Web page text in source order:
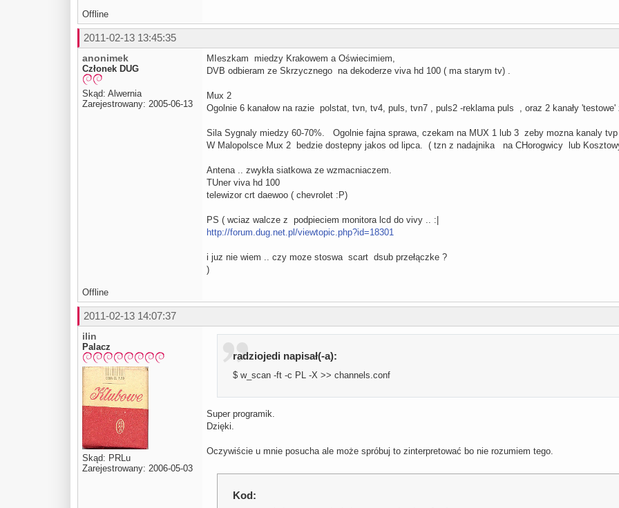
Offline
2011-02-13 13:45:35
anonimek
Członek DUG
Skąd: Alwernia
Zarejestrowany: 2005-06-13
MIeszkam miedzy Krakowem a Oświecimiem,
DVB odbieram ze Skrzycznego na dekoderze viva hd 100 ( ma starym tv) .
Mux 2
Ogolnie 6 kanałow na razie polstat, tvn, tv4, puls, tvn7 , puls2 -reklama puls , oraz 2 kanały 'testowe'
Sila Sygnaly miedzy 60-70%. Ogolnie fajna sprawa, czekam na MUX 1 lub 3 zeby mozna kanaly tvp
W Malopolsce Mux 2 bedzie dostepny jakos od lipca. ( tzn z nadajnika na CHorogwicy lub
Antena .. zwykła siatkowa ze wzmacniaczem.
TUner viva hd 100
telewizor crt daewoo ( chevrolet :P)
PS ( wciaz walcze z podpieciem monitora lcd do vivy .. :|
http://forum.dug.net.pl/viewtopic.php?id=18301
i juz nie wiem .. czy moze stoswa scart dsub przełączke ?
)
Offline
2011-02-13 14:07:37
ilin
Palacz
Skąd: PRLu
Zarejestrowany: 2006-05-03
radziojedi napisał(-a):
$ w_scan -ft -c PL -X >> channels.conf
Super programik.
Dzięki.
Oczywiście u mnie posucha ale może spróbuj to zinterpretować bo nie rozumiem tego.
Kod: